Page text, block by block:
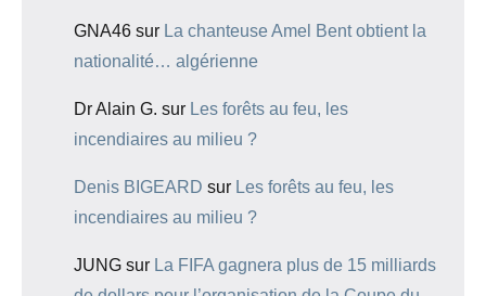
GNA46 sur La chanteuse Amel Bent obtient la
nationalité… algérienne
Dr Alain G. sur Les forêts au feu, les
incendiaires au milieu ?
Denis BIGEARD sur Les forêts au feu, les
incendiaires au milieu ?
JUNG sur La FIFA gagnera plus de 15 milliards